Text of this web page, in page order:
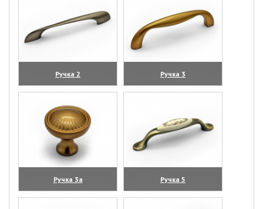
Ручка 2
(увеличить)
Ручка 3
(увеличить)
Ручка 3а
(увеличить)
Ручка 5
(увеличить)